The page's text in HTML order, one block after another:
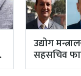
उद्योग
सहसचिव